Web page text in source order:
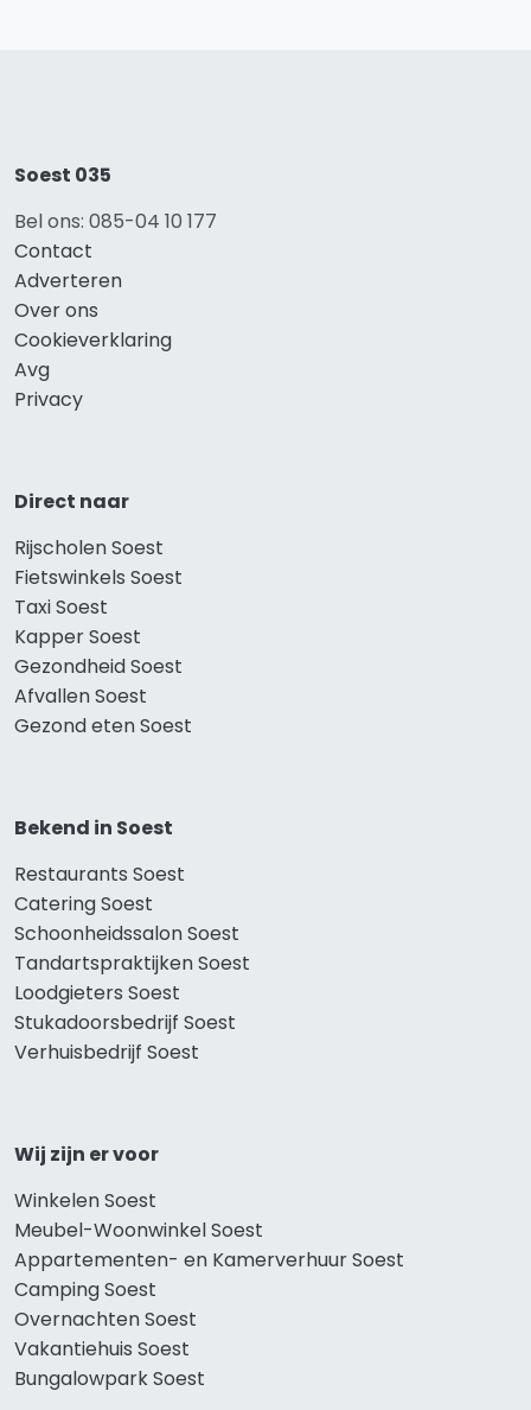
Soest 035
Bel ons: 085-04 10 177
Contact
Adverteren
Over ons
Cookieverklaring
Avg
Privacy
Direct naar
Rijscholen Soest
Fietswinkels Soest
Taxi Soest
Kapper Soest
Gezondheid Soest
Afvallen Soest
Gezond eten Soest
Bekend in Soest
Restaurants Soest
Catering Soest
Schoonheidssalon Soest
Tandartspraktijken Soest
Loodgieters Soest
Stukadoorsbedrijf Soest
Verhuisbedrijf Soest
Wij zijn er voor
Winkelen Soest
Meubel-Woonwinkel Soest
Appartementen- en Kamerverhuur Soest
Camping Soest
Overnachten Soest
Vakantiehuis Soest
Bungalowpark Soest